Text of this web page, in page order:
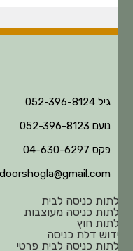
גיל 052-396-8124
נועם 052-396-8123
פקס 04-630-6297
doorshogla@gmail.com
כניסה לבית
כניסה מעוצבות
חוץ
דלת כניסה
כניסה לבית פרטי